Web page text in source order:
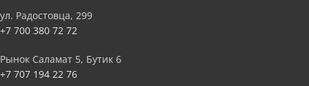
ул. Радостовца, 299
+7 700 380 72 72
Рынок Саламат 5, Бутик 6
+7 707 194 22 76